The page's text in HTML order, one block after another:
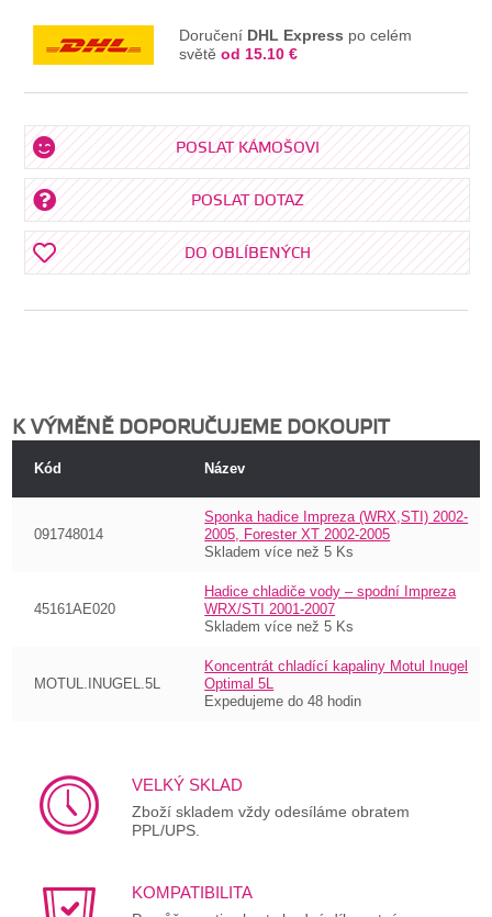
Doručení DHL Express po celém
světěod 15.10 €
POSLAT KÁMOŠOVI
POSLAT DOTAZ
DO OBLÍBENÝCH
K VÝMĚNĚ DOPORUČUJEME DOKOUPIT
Kód Název
091748014
Sponka hadice Impreza (WRX,STI) 2002-
2005, Forester XT 2002-2005
Skladem více než 5 Ks
45161AE020
Hadice chladiče vody – spodní Impreza
WRX/STI 2001-2007
Skladem více než 5 Ks
MOTUL.INUGEL.5L
Koncentrát chladící kapaliny Motul Inugel
Optimal 5L
Expedujeme do 48 hodin
VELKÝ SKLAD
Zboží skladem vždy odesíláme obratem
PPL/UPS.
KOMPATIBILITA